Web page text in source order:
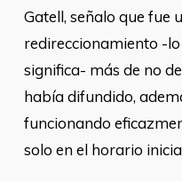
Gatell, señalo que fue
redireccionamiento -
significa- más de no
había difundido,
funcionando
solo en el horario